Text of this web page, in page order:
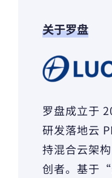
关于罗盘
罗盘成立于
研发落地云
持混合云架
创者。基于